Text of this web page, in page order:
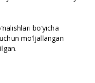
bo’yicha
mo’ljallangan